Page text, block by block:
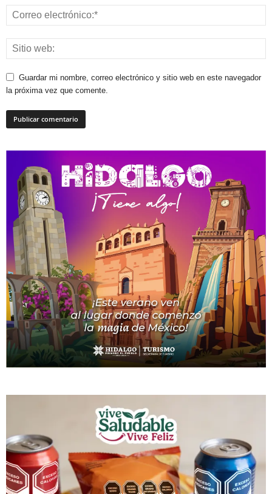
Guardar mi nombre, correo electrónico y sitio web en este navegador
la próxima vez que comente.